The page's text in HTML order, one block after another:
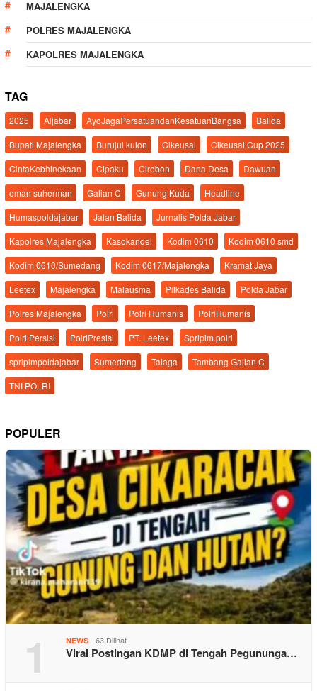
MAJALENGKA
POLRES MAJALENGKA
KAPOLRES MAJALENGKA
TAG
2025 Aljabar AyoJagaPersatuandanKesatuanBangsa
Balida
Bupati Majalengka
Burujul kulon Cikeusal
Cikeusal Cup 2025
CintaKebhinekaan
Cipaku Cirebon Dana Desa
Dawuan
eman suherman
Galian C Gunung Kuda
Headline
Humaspoldajabar
Jalan Balida
Jurnalis Polda Jabar
Kapolres Majalengka
Kasokandel Kodim 0610
Kodim 0610 smd
Kodim 0610/Sumedang
Kodim 0617/Majalengka
Kramat Jaya
Leetex
Majalengka Malausma Pilkades Balida
Polda Jabar
Polres Majalengka
Polri Polri Humanis
PolriHumanis
Polri Persisi
PolriPresisi PT. Leetex
Spripim.polri
spripimpoldajabar
Sumedang Talaga
Tambang Galian C
TNI POLRI
POPULER
1 NEWS 63 Dilihat
Viral Postingan KDMP di Tengah Pegununga…